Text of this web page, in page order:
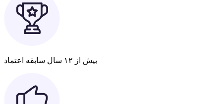
بیش از ۱۲ سال سابقه اعتماد